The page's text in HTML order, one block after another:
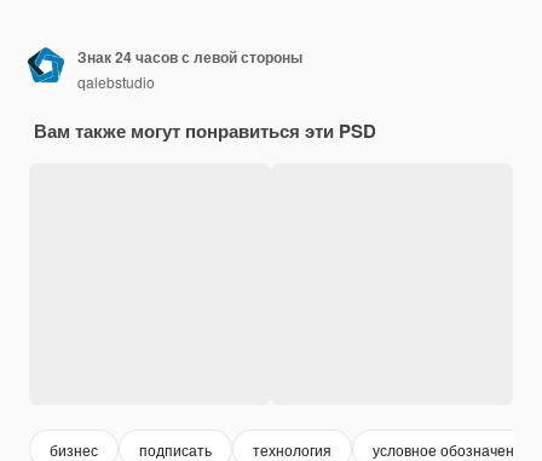
Знак 24 часов с левой стороны
qalebstudio
Вам также могут понравиться эти PSD
бизнес подписать технология условное обозначение